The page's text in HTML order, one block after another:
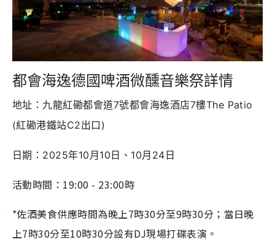
都會海逸德國啤酒微醺音樂祭詳情
地址：九龍紅磡都會道7號都會海逸酒店7樓The Patio
(紅磡港鐵站C2出口)
日期：2025年10月10日、10月24日
活動時間：19:00 - 23:00時
*佐酒美食供應時間為晚上7時30分至9時30分；當日晚
上7時30分至10時30分設有DJ現場打碟表演。